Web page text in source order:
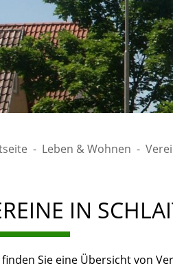
Leben & Wohnen
IN
Sie eine Übersicht von